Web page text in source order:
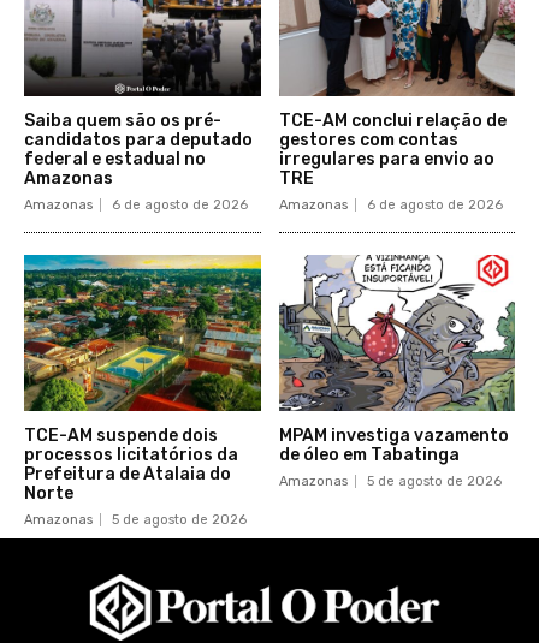
Saiba quem são os pré-
candidatos para deputado
federal e estadual no
Amazonas
Amazonas 6 de agosto de 2026
TCE-AM conclui relação de
gestores com contas
irregulares para envio ao
TRE
Amazonas 6 de agosto de 2026
TCE-AM suspende dois
processos licitatórios da
Prefeitura de Atalaia do
Norte
Amazonas 5 de agosto de 2026
MPAM investiga vazamento
de óleo em Tabatinga
Amazonas 5 de agosto de 2026